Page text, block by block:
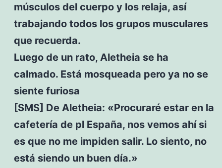
músculos del cuerpo y los relaja, así
trabajando todos los grupos musculares
que recuerda.
Luego de un rato, Aletheia se ha
calmado. Está mosqueada pero ya no se
siente furiosa
[SMS] De Aletheia: «Procuraré estar en la
cafetería de pl España, nos vemos ahí si
es que no me impiden salir. Lo siento, no
está siendo un buen día.»